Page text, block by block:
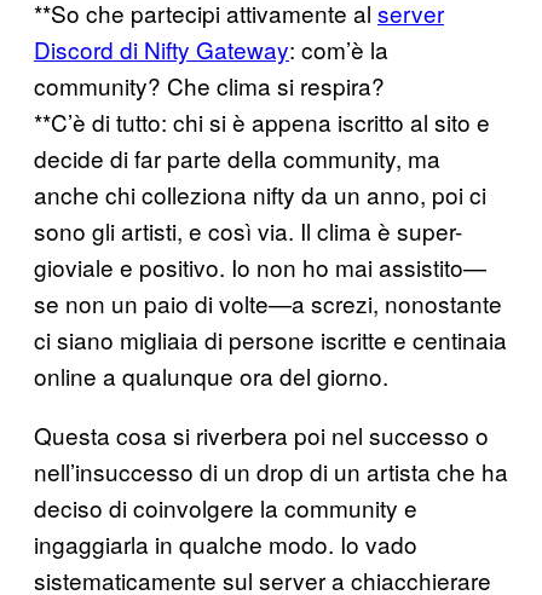
**So che partecipi attivamente al server
Discord di Nifty Gateway: com’è la
community? Che clima si respira?
**C’è di tutto: chi si è appena iscritto al sito e
decide di far parte della community, ma
anche chi colleziona nifty da un anno, poi ci
sono gli artisti, e così via. Il clima è super-
gioviale e positivo. Io non ho mai assistito—
se non un paio di volte—a screzi, nonostante
ci siano migliaia di persone iscritte e centinaia
online a qualunque ora del giorno.
Questa cosa si riverbera poi nel successo o
nell’insuccesso di un drop di un artista che ha
deciso di coinvolgere la community e
ingaggiarla in qualche modo. Io vado
sistematicamente sul server a chiacchierare